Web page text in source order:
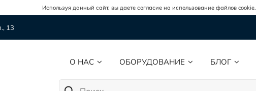
Используя данный сайт, вы даете согласие на использование файлов cookie.
13
О НАС ОБОРУДОВАНИЕ БЛОГ